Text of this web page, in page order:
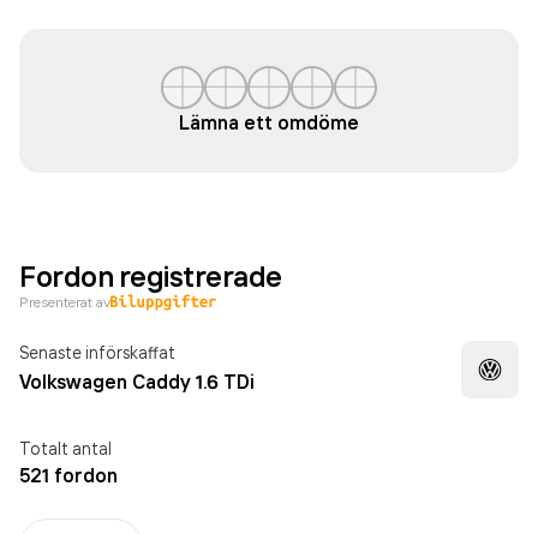
Lämna ett omdöme
Fordon registrerade
Presenterat av
Senaste införskaffat
Volkswagen Caddy 1.6 TDi
Totalt antal
521 fordon